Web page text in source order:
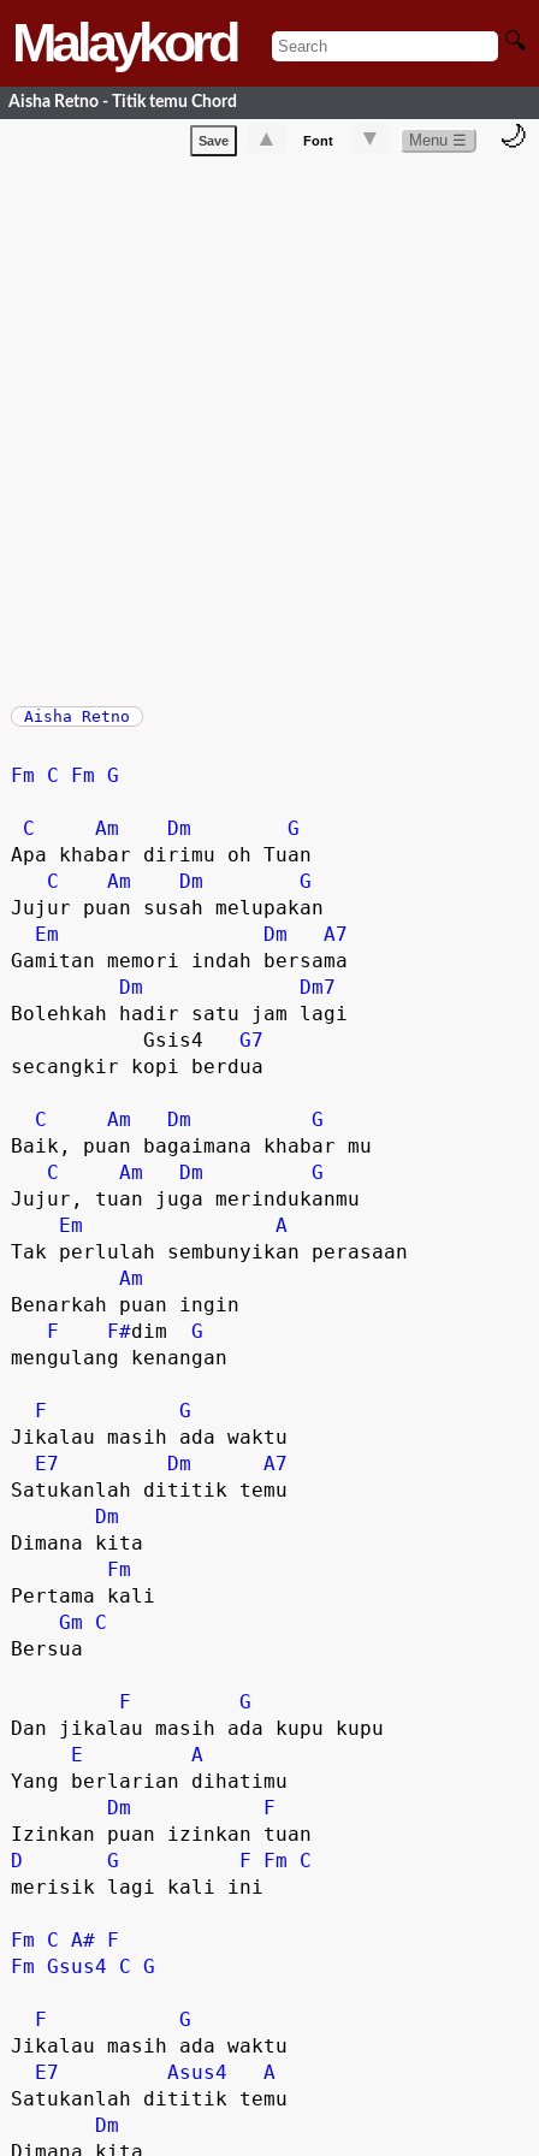
Malaykord 🔍
Aisha Retno - Titik temu Chord
Save ▲ Font ▼ Menu ☰ 🌙
Aisha Retno
Fm C Fm G
C Am Dm
G
Apa khabar dirimu oh Tuan
C
Am Dm
G
Jujur puan susah melupakan
Em
Dm
A7
Gamitan memori indah bersama
Dm
Dm7
Bolehkah hadir satu jam lagi
           Gsis4
G7
secangkir kopi berdua
C Am Dm
G
Baik, puan bagaimana khabar mu
C
Am Dm
G
Jujur, tuan juga merindukanmu
Em
A
Tak perlulah sembunyikan perasaan
Am
Benarkah puan ingin
F
F#dim G
mengulang kenangan
F
G
Jikalau masih ada waktu
E7
Dm
A7
Satukanlah dititik temu
Dm
Dimana kita
Fm
Pertama kali
Gm
C
Bersua
F
G
Dan jikalau masih ada kupu kupu
E
A
Yang berlarian dihatimu
Dm
F
D
G F Fm
C
merisik lagi kali ini
Fm C A# F
Fm Gsus4 C G
F
G
Jikalau masih ada waktu
E7
Asus4
A
Satukanlah dititik temu
Dm